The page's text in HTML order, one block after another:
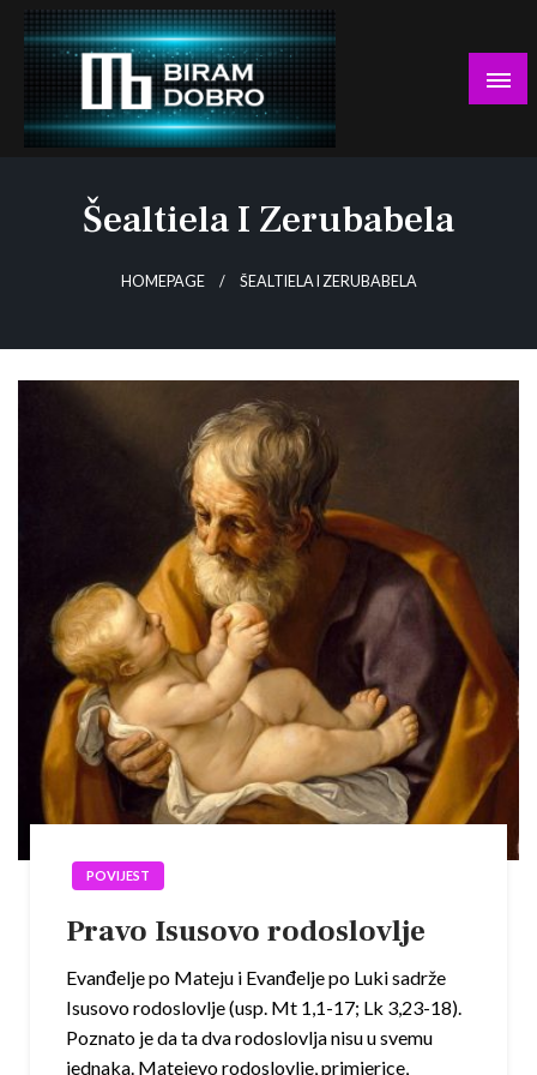
Skip
content
Šealtiela I Zerubabela
HOMEPAGE ŠEALTIELA I ZERUBABELA
POVIJEST
Pravo Isusovo rodoslovlje
Evanđelje po Mateju i Evanđelje po Luki sadrže
Isusovo rodoslovlje (usp. Mt 1,1-17; Lk 3,23-18).
Poznato je da ta dva rodoslovlja nisu u svemu
jednaka. Matejevo rodoslovlje, primjerice,